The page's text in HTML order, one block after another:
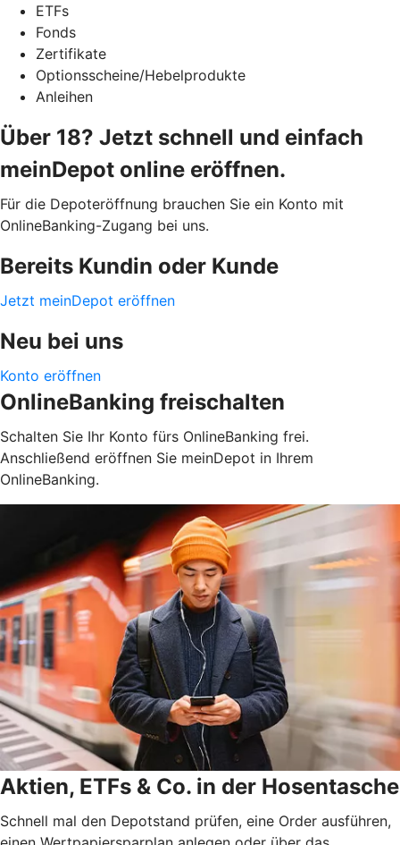
ETFs
Fonds
Zertifikate
Optionsscheine/Hebelprodukte
Anleihen
Über 18? Jetzt schnell und einfach
meinDepot online eröffnen.
Für die Depoteröffnung brauchen Sie ein Konto mit
OnlineBanking-Zugang bei uns.
Bereits Kundin oder Kunde
Jetzt meinDepot eröffnen
Neu bei uns
Konto eröffnen
OnlineBanking freischalten
Schalten Sie Ihr Konto fürs OnlineBanking frei.
Anschließend eröffnen Sie meinDepot in Ihrem
OnlineBanking.
Aktien, ETFs & Co. in der Hosentasche
Schnell mal den Depotstand prüfen, eine Order ausführen,